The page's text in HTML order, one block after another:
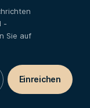
-
Sie auf